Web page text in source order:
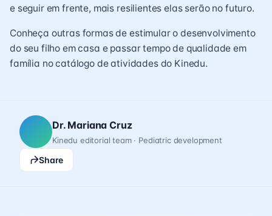
e seguir em frente, mais resilientes elas serão no futuro.
Conheça outras formas de estimular o desenvolvimento
do seu filho em casa e passar tempo de qualidade em
família no catálogo de atividades do Kinedu.
Dr. Mariana Cruz
Kinedu editorial team · Pediatric development
Share